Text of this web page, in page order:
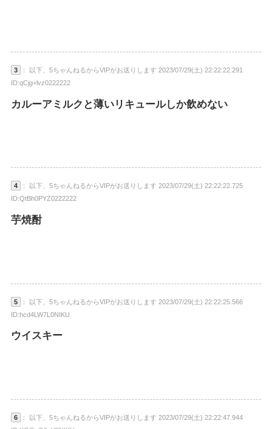
3
： 以下、5ちゃんねるからVIPがお送りします 2023/07/29(土) 22:22:22.291
ID:qCjg+lvz0222222
カルーアミルクと薄いリキュールしか飲めない
4
： 以下、5ちゃんねるからVIPがお送りします 2023/07/29(土) 22:22:22.725
ID:QtBh0PYZ0222222
芋焼酎
5
： 以下、5ちゃんねるからVIPがお送りします 2023/07/29(土) 22:22:25.566
ID:hcd4LW7L0NIKU
ウイスキー
6
： 以下、5ちゃんねるからVIPがお送りします 2023/07/29(土) 22:22:47.944